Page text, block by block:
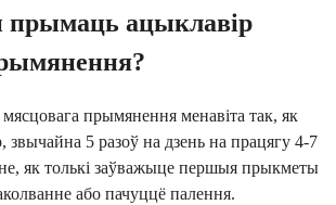
прымаць ацыклавір
прымянення менавіта так, як
звычайна 5 разоў на дзень на працягу 4-7
як толькі заўважыце першыя прыкметы
або пачуццё палення.